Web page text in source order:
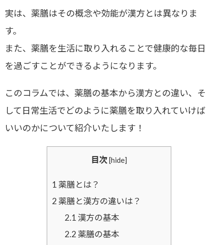
実は、薬膳はその概念や効能が漢方とは異なりま
す。
また、薬膳を生活に取り入れることで健康的な毎日
を過ごすことができるようになります。
このコラムでは、薬膳の基本から漢方との違い、そ
して日常生活でどのように薬膳を取り入れていけば
いいのかについて紹介いたします！
目次 [hide]
1 薬膳とは？
2 薬膳と漢方の違いは？
2.1漢方の基本
2.2 薬膳の基本